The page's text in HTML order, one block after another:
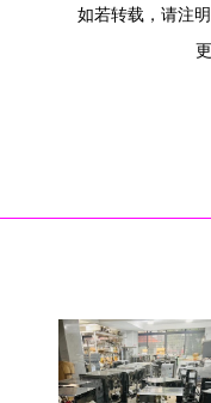
如若转载，请注